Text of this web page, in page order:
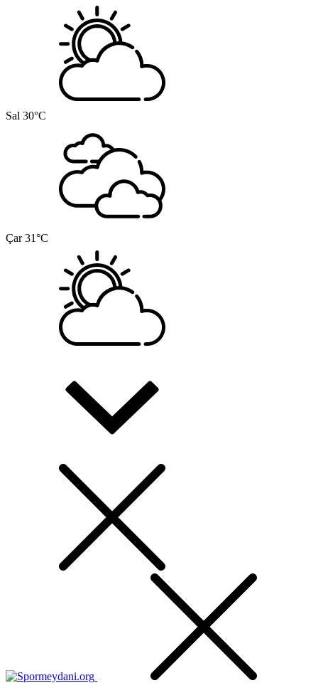
Sal 30°C
Çar 31°C